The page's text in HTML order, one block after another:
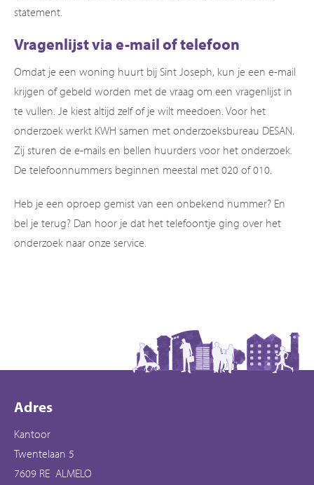
statement.
Vragenlijst via e-mail of telefoon
Omdat je een woning huurt bij Sint Joseph, kun je een e-mail
krijgen of gebeld worden met de vraag om een vragenlijst in
te vullen. Je kiest altijd zelf of je wilt meedoen. Voor het
onderzoek werkt KWH samen met onderzoeksbureau DESAN.
Zij sturen de e-mails en bellen huurders voor het onderzoek.
De telefoonnummers beginnen meestal met 020 of 010.
Heb je een oproep gemist van een onbekend nummer? En
bel je terug? Dan hoor je dat het telefoontje ging over het
onderzoek naar onze service.
Contactinformatie
Adres
Kantoor
Twentelaan 5
7609 RE ALMELO